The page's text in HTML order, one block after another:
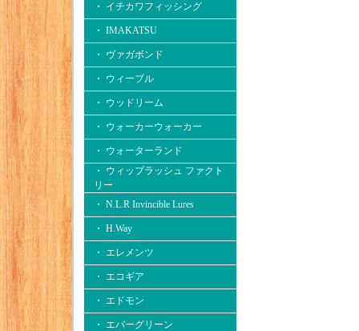
・ イチカワフィッシング
・ IMAKATSU
・ ヴァガボンド
・ ウィーブル
・ ウッドリーム
・ ウォーカーウォーカー
・ ウォーターランド
・ ウィップラッシュ ファクト
リー
・ N.L.R Invincible Lures
・ H.Way
・ エレメンツ
・ エコギア
・ エドモン
・ エバーグリーン